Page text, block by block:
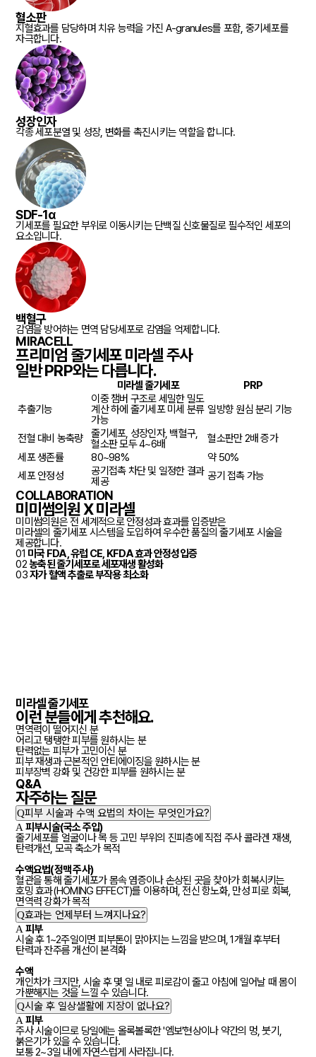
혈소판
지혈효과를 담당하며 치유 능력을 가진 A-granules를 포함, 중기세포를
자극합니다.
성장인자
각종 세포분열 및 성장, 변화를 촉진시키는 역할을 합니다.
SDF-1α
기세포를 필요한 부위로 이동시키는 단백질 신호물질로 필수적인 세포의
요소입니다.
백혈구
감염을 방어하는 면역 담당세포로 감염을 억제합니다.
MIRACELL
프리미엄 줄기세포 미라셀 주사
일반 PRP와는 다릅니다.
미라셀 줄기세포
PRP
추출기능
이중 챔버 구조로 세밀한 밀도
계산 하에 줄기세포 미세 분류
가능
일방향 원심 분리 기능
전혈 대비 농축량
줄기세포, 성장인자, 백혈구,
혈소판 모두 4~6배
혈소판만 2배 증가
세포 생존률
80~98%
약 50%
세포 안정성
공기접촉 차단 및 일정한 결과
제공
공기 접촉 가능
COLLABORATION
미미썸의원 X 미라셀
미미썸의원은 전 세계적으로 안정성과 효과를 입증받은
미라셀의 줄기세포 시스템을 도입하여 우수한 품질의 줄기세포 시술을
제공합니다.
01 미국 FDA, 유럽 CE, KFDA효과 안정성입증
02농축된 줄기세포로세포재생 활성화
03자가 혈액 추출로부작용 최소화
미라셀 줄기세포
이런 분들에게추천해요.
면역력이 떨어지신 분
어리고 탱탱한 피부를 원하시는 분
탄력없는 피부가 고민이신 분
피부 재생과 근본적인 안티에이징을 원하시는 분
피부장벽 강화 및 건강한 피부를 원하시는 분
Q&A
자주하는질문
Q피부 시술과 수액 요법의 차이는 무엇인가요?
A 피부시술(국소 주입)
줄기세포를 얼굴이나 목 등 고민 부위의 진피층에 직접 주사 콜라겐 재생,
탄력개선, 모곡 축소가 목적
수액요법(정맥 주사)
혈관을 통해 줄기세포가 몸속 염증이나 손상된 곳을 찾아가 회복시키는
호밍 효과(HOMING EFFECT)를 이용하며, 전신 항노화, 만성 피로 회복,
면역력 강화가 목적
Q효과는 언제부터 느껴지나요?
A 피부
시술 후 1~2주일이면 피부톤이 맑아지는 느낌을 받으며, 1개월 후부터
탄력과 잔주름 개선이 본격화
수액
개인차가 크지만, 시술 후 몇 일 내로 피로감이 줄고 아침에 일어날 때 몸이
가뿐해지는 것을 느낄 수 있습니다.
Q시술 후 일상샐활에 지장이 없나요?
A 피부
주사 시술이므로 당일에는 올록볼록한 '엠보'현상이나 약간의 멍, 붓기,
붉은기가 있을 수 있습니다.
보통 2~3일 내에 자연스럽게 사라집니다.